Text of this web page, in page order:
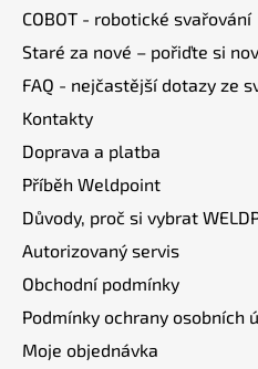
COBOT - robotické svařování
Staré za nové – pořiďte si
FAQ - nejčastější dotazy ze
Kontakty
Doprava a platba
Příběh Weldpoint
Důvody, proč si vybrat
Autorizovaný servis
Obchodní podmínky
Podmínky ochrany osobních
Moje objednávka